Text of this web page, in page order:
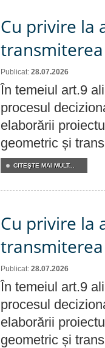
Cu privire la
Publicat: 28.07.2026
În temeiul art.9
procesul
elaborării
geometric și
CITEŞTE MAI MULT...
Cu privire la
Publicat: 28.07.2026
În temeiul art.9
procesul
elaborării
geometric și